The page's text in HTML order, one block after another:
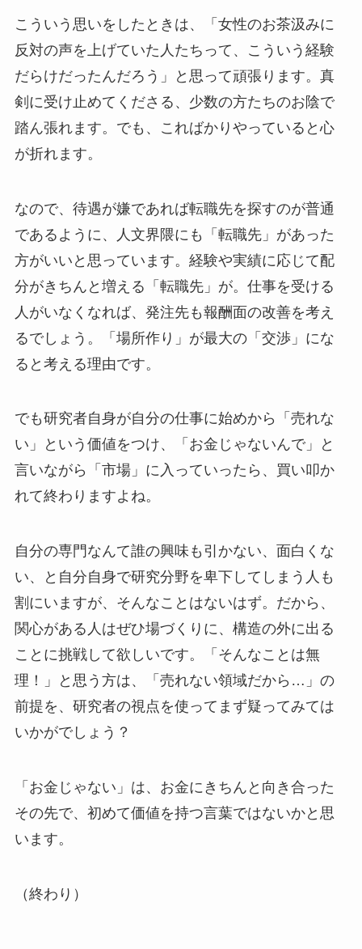
こういう思いをしたときは、「女性のお茶汲みに
反対の声を上げていた人たちって、こういう経験
だらけだったんだろう」と思って頑張ります。真
剣に受け止めてくださる、少数の方たちのお陰で
踏ん張れます。でも、こればかりやっていると心
が折れます。
なので、待遇が嫌であれば転職先を探すのが普通
であるように、人文界隈にも「転職先」があった
方がいいと思っています。経験や実績に応じて配
分がきちんと増える「転職先」が。仕事を受ける
人がいなくなれば、発注先も報酬面の改善を考え
るでしょう。「場所作り」が最大の「交渉」にな
ると考える理由です。
でも研究者自身が自分の仕事に始めから「売れな
い」という価値をつけ、「お金じゃないんで」と
言いながら「市場」に入っていったら、買い叩か
れて終わりますよね。
自分の専門なんて誰の興味も引かない、面白くな
い、と自分自身で研究分野を卑下してしまう人も
割にいますが、そんなことはないはず。だから、
関心がある人はぜひ場づくりに、構造の外に出る
ことに挑戦して欲しいです。「そんなことは無
理！」と思う方は、「売れない領域だから…」の
前提を、研究者の視点を使ってまず疑ってみては
いかがでしょう？
「お金じゃない」は、お金にきちんと向き合った
その先で、初めて価値を持つ言葉ではないかと思
います。
（終わり）